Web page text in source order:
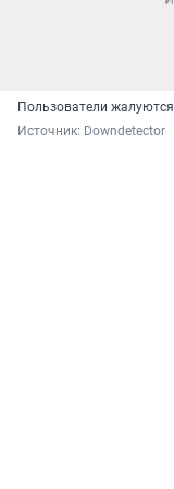
Пользователи
Источник: Downdetector